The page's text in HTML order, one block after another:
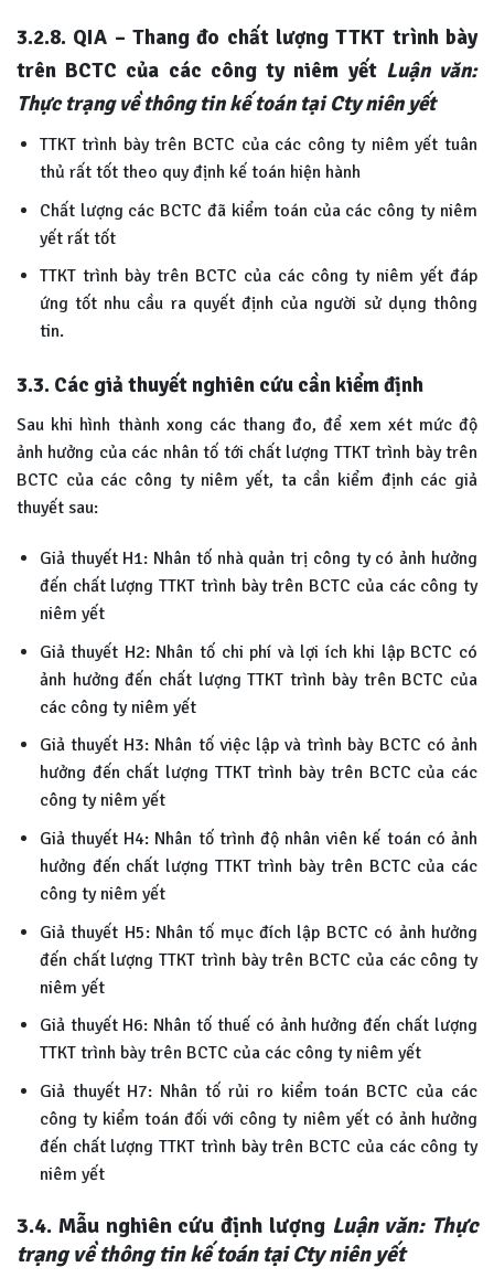
3.2.8. QIA – Thang đo chất lượng TTKT trình bày
trên BCTC của các công ty niêm yết Luận văn:
Thực trạng về thông tin kế toán tại Cty niên yết
TTKT trình bày trên BCTC của các công ty niêm yết tuân
thủ rất tốt theo quy định kế toán hiện hành
Chất lượng các BCTC đã kiểm toán của các công ty niêm
yết rất tốt
TTKT trình bày trên BCTC của các công ty niêm yết đáp
ứng tốt nhu cầu ra quyết định của người sử dụng thông
tin.
3.3. Các giả thuyết nghiên cứu cần kiểm định
Sau khi hình thành xong các thang đo, để xem xét mức độ
ảnh hưởng của các nhân tố tới chất lượng TTKT trình bày trên
BCTC của các công ty niêm yết, ta cần kiểm định các giả
thuyết sau:
Giả thuyết H1: Nhân tố nhà quản trị công ty có ảnh hưởng
đến chất lượng TTKT trình bày trên BCTC của các công ty
niêm yết
Giả thuyết H2: Nhân tố chi phí và lợi ích khi lập BCTC có
ảnh hưởng đến chất lượng TTKT trình bày trên BCTC của
các công ty niêm yết
Giả thuyết H3: Nhân tố việc lập và trình bày BCTC có ảnh
hưởng đến chất lượng TTKT trình bày trên BCTC của các
công ty niêm yết
Giả thuyết H4: Nhân tố trình độ nhân viên kế toán có ảnh
hưởng đến chất lượng TTKT trình bày trên BCTC của các
công ty niêm yết
Giả thuyết H5: Nhân tố mục đích lập BCTC có ảnh hưởng
đến chất lượng TTKT trình bày trên BCTC của các công ty
niêm yết
Giả thuyết H6: Nhân tố thuế có ảnh hưởng đến chất lượng
TTKT trình bày trên BCTC của các công ty niêm yết
Giả thuyết H7: Nhân tố rủi ro kiểm toán BCTC của các
công ty kiểm toán đối với công ty niêm yết có ảnh hưởng
đến chất lượng TTKT trình bày trên BCTC của các công ty
niêm yết
3.4. Mẫu nghiên cứu định lượng Luận văn: Thực
trạng về thông tin kế toán tại Cty niên yết